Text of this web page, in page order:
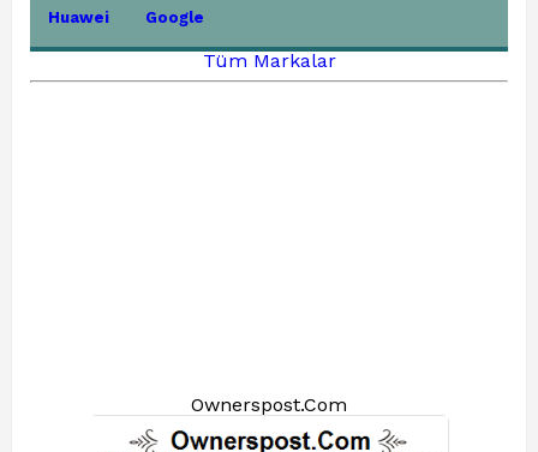
Huawei Google
Tüm Markalar
Ownerspost.Com